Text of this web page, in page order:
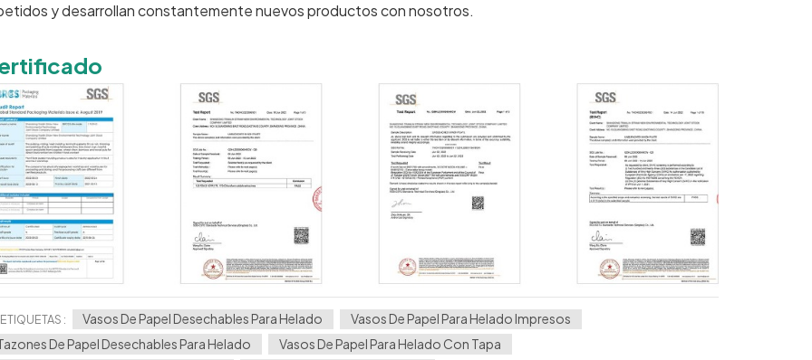
y desarrollan constantemente nuevos productos con nosotros.
ETIQUETAS : Vasos De Papel Desechables Para Helado
Vasos De Papel Para Helado Impresos
De Papel Desechables Para Helado
Vasos De Papel Para Helado Con Tapa